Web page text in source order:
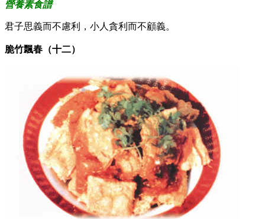
營養素食譜
君子思義而不慮利，小人貪利而不顧義。
脆竹飄春（十二）